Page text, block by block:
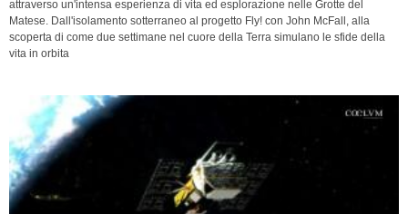
attraverso un'intensa esperienza di vita ed esplorazione nelle Grotte del
Matese. Dall'isolamento sotterraneo al progetto Fly! con John McFall, alla
scoperta di come due settimane nel cuore della Terra simulano le sfide della
vita in orbita